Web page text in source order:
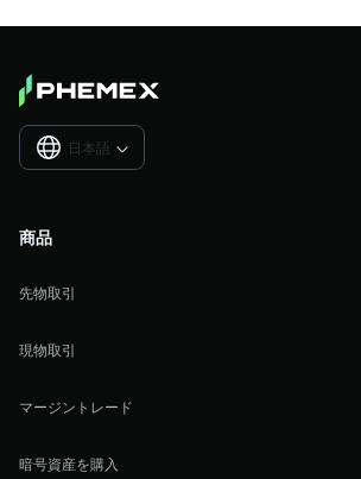
日本語 
商品
先物取引
現物取引
マージントレード
暗号資産を購入